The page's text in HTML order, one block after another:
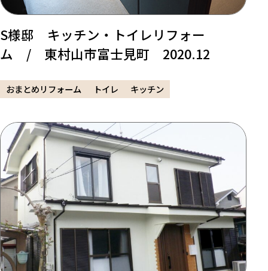
S様邸 キッチン・トイレリフォー
ム / 東村山市富士見町 2020.12
おまとめリフォーム トイレ キッチン